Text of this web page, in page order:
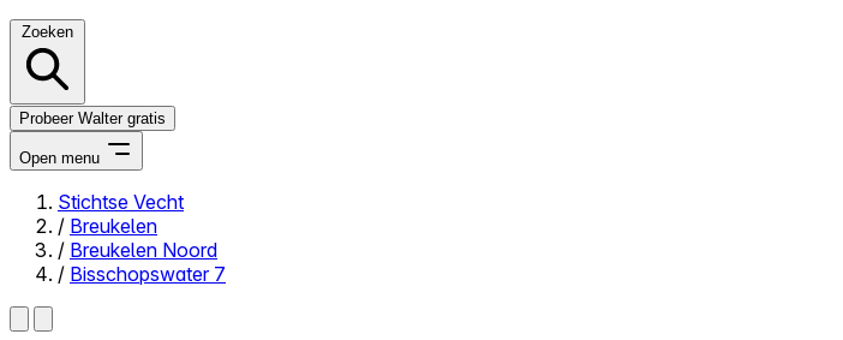
Zoeken
Probeer Walter gratis
Open menu
Close menu
Stichtse Vecht
/ Breukelen
/ Breukelen Noord
/ Bisschopswater 7